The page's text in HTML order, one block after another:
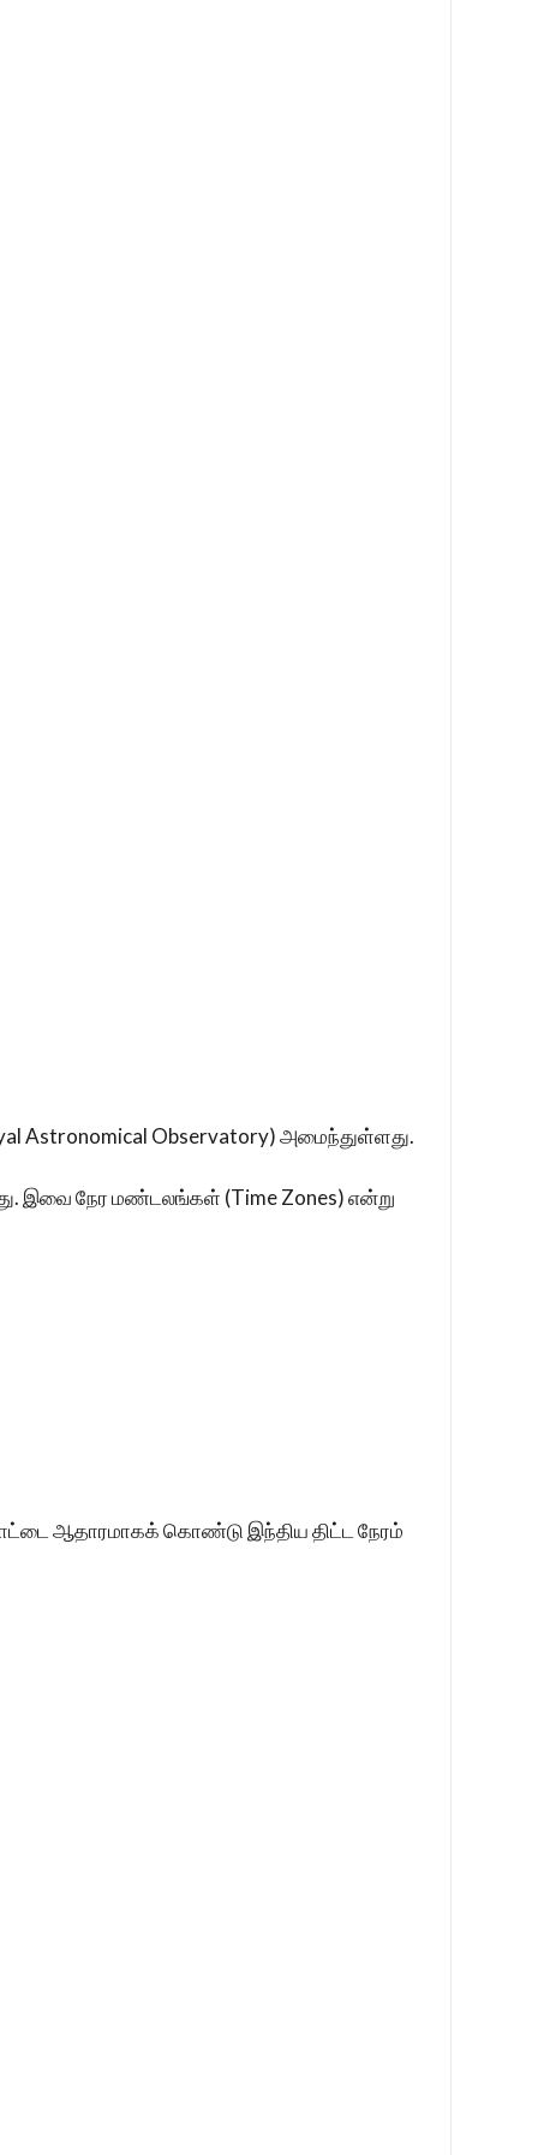
Astronomical Observatory) அமைந்துள்ளது.
இவை நேர மண்டலங்கள் (Time Zones) என்று
ஆதாரமாகக் கொண்டு இந்திய திட்ட நேரம்